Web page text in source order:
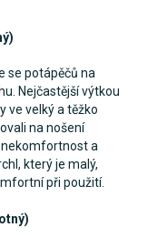
se potápěčů na
Nejčastější výtkou
ve velký a těžko
na nošení
nekomfortnost a
který je malý,
při použití.